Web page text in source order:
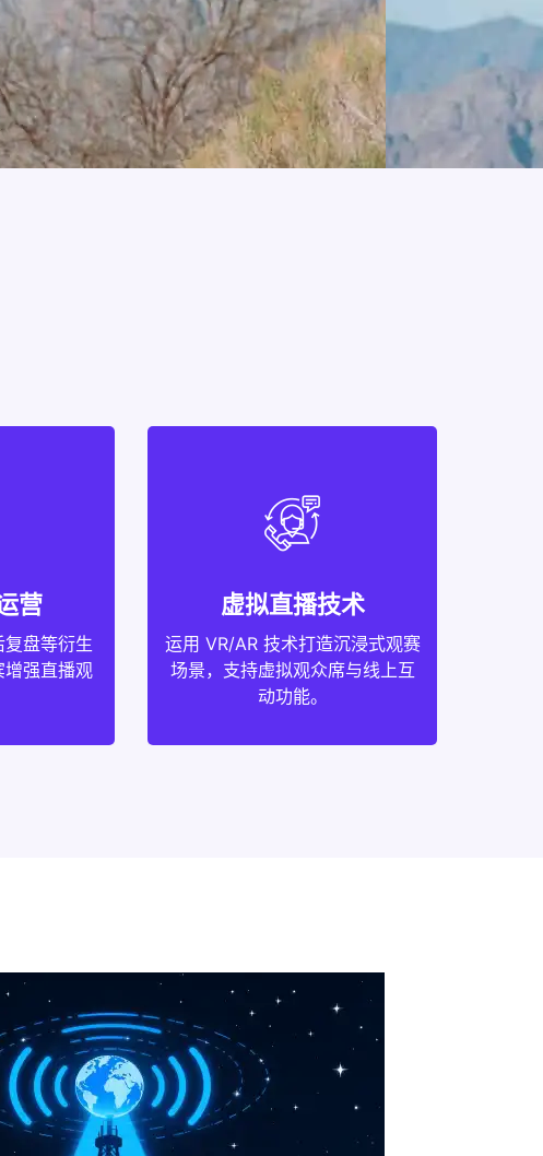
营
盘等衍生
增强直播观
虚拟直播技术
运用 VR/AR 技术打造沉浸式观赛
场景，支持虚拟观众席与线上互
动功能。